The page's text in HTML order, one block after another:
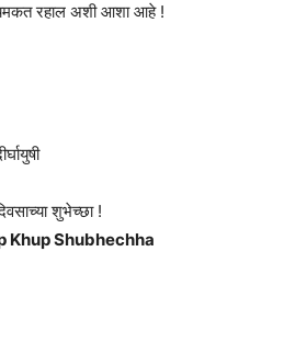
रहाल अशी आशा आहे !
शुभेच्छा !
Khup Shubhechha